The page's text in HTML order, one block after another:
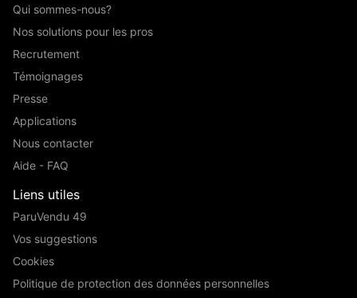
Qui sommes-nous?
Nos solutions pour les pros
Recrutement
Témoignages
Presse
Applications
Nous contacter
Aide - FAQ
Liens utiles
ParuVendu 49
Vos suggestions
Cookies
Politique de protection des données personnelles